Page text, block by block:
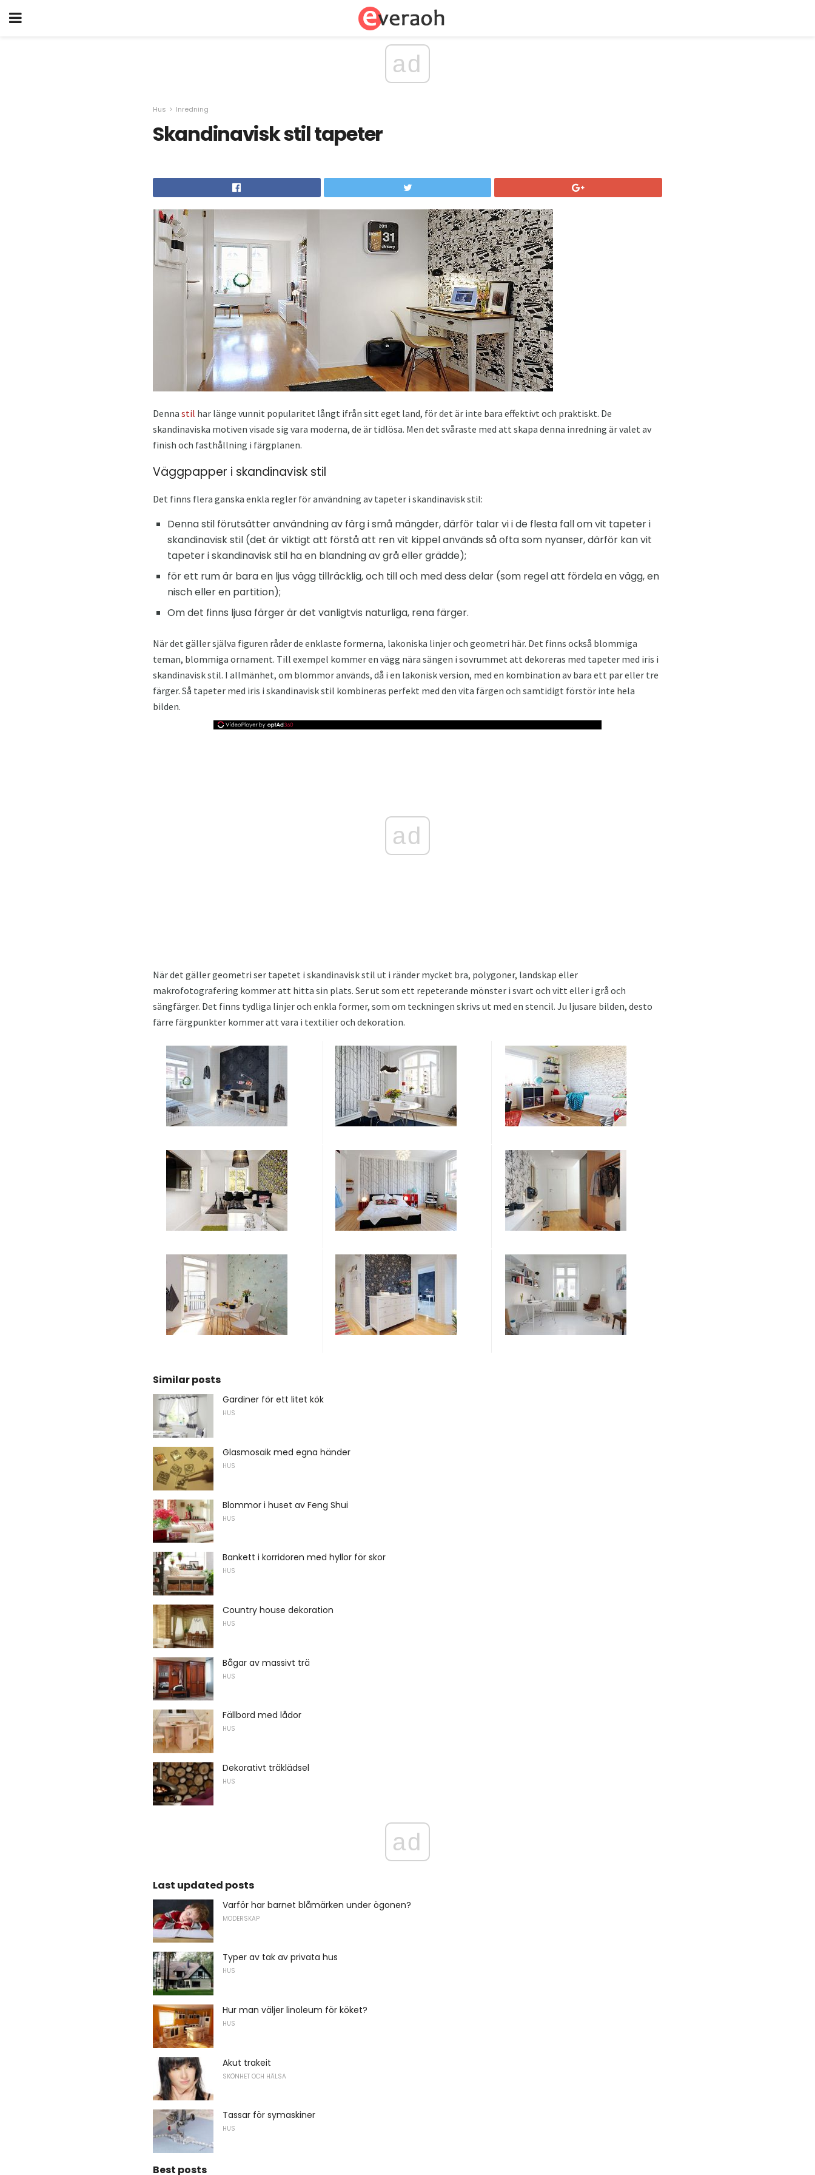
ad
Hus Inredning
Skandinavisk stil tapeter
Denna stil har länge vunnit popularitet långt ifrån sitt eget land, för det är inte bara effektivt och praktiskt. De
skandinaviska motiven visade sig vara moderna, de är tidlösa. Men det svåraste med att skapa denna inredning är valet av
finish och fasthållning i färgplanen.
Väggpapper i skandinavisk stil
Det finns flera ganska enkla regler för användning av tapeter i skandinavisk stil:
Denna stil förutsätter användning av färg i små mängder, därför talar vi i de flesta fall om vit tapeter i
skandinavisk stil (det är viktigt att förstå att ren vit kippel används så ofta som nyanser, därför kan vit
tapeter i skandinavisk stil ha en blandning av grå eller grädde);
för ett rum är bara en ljus vägg tillräcklig, och till och med dess delar (som regel att fördela en vägg, en
nisch eller en partition);
Om det finns ljusa färger är det vanligtvis naturliga, rena färger.
När det gäller själva figuren råder de enklaste formerna, lakoniska linjer och geometri här. Det finns också blommiga
teman, blommiga ornament. Till exempel kommer en vägg nära sängen i sovrummet att dekoreras med tapeter med iris i
skandinavisk stil. I allmänhet, om blommor används, då i en lakonisk version, med en kombination av bara ett par eller tre
färger. Så tapeter med iris i skandinavisk stil kombineras perfekt med den vita färgen och samtidigt förstör inte hela
bilden.
ad
När det gäller geometri ser tapetet i skandinavisk stil ut i ränder mycket bra, polygoner, landskap eller
makrofotografering kommer att hitta sin plats. Ser ut som ett repeterande mönster i svart och vitt eller i grå och
sängfärger. Det finns tydliga linjer och enkla former, som om teckningen skrivs ut med en stencil. Ju ljusare bilden, desto
färre färgpunkter kommer att vara i textilier och dekoration.
Similar posts
Gardiner för ett litet kök
HUS
Glasmosaik med egna händer
HUS
Blommor i huset av Feng Shui
HUS
Bankett i korridoren med hyllor för skor
HUS
Country house dekoration
HUS
Bågar av massivt trä
HUS
Fällbord med lådor
HUS
Dekorativt träklädsel
HUS
ad
Last updated posts
Varför har barnet blåmärken under ögonen?
MODERSKAP
Typer av tak av privata hus
HUS
Hur man väljer linoleum för köket?
HUS
Akut trakeit
SKÖNHET OCH HÄLSA
Tassar för symaskiner
HUS
Best posts